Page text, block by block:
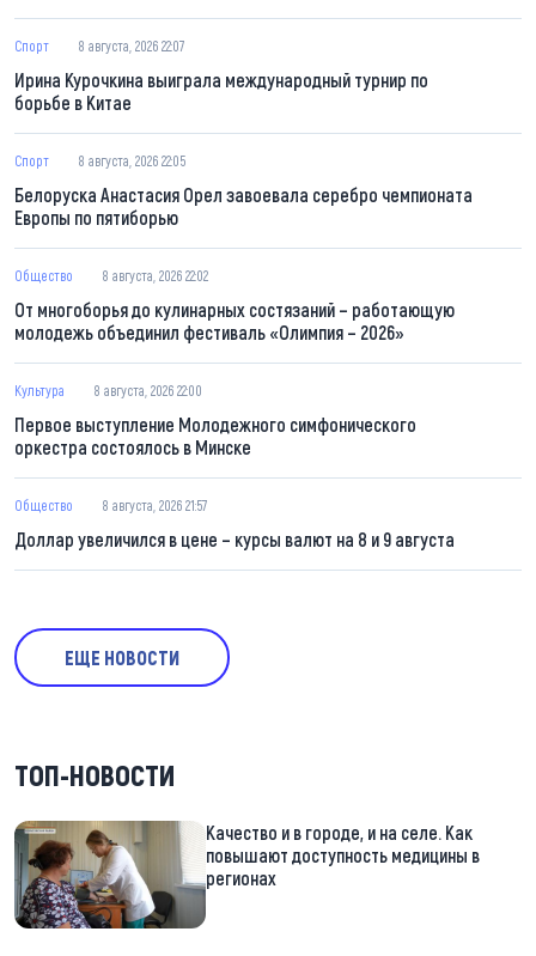
Спорт 8 августа, 2026 22:07
Ирина Курочкина выиграла международный турнир по
борьбе в Китае
Спорт 8 августа, 2026 22:05
Белоруска Анастасия Орел завоевала серебро чемпионата
Европы по пятиборью
Общество 8 августа, 2026 22:02
От многоборья до кулинарных состязаний – работающую
молодежь объединил фестиваль «Олимпия – 2026»
Культура 8 августа, 2026 22:00
Первое выступление Молодежного симфонического
оркестра состоялось в Минске
Общество 8 августа, 2026 21:57
Доллар увеличился в цене – курсы валют на 8 и 9 августа
ЕЩЕ НОВОСТИ
ТОП-НОВОСТИ
Качество и в городе, и на селе. Как
повышают доступность медицины в
регионах